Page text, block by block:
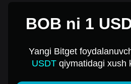
BOB ni 1
Yangi Bitget
USDTqiymatidagi xush